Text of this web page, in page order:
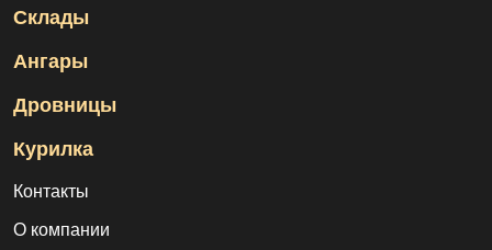
Склады
Ангары
Дровницы
Курилка
Контакты
О компании